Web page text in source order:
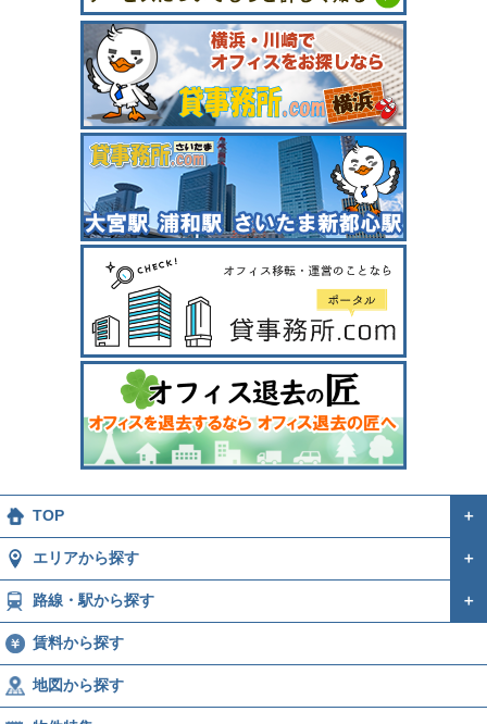
TOP ＋
エリアから探す ＋
路線・駅から探す ＋
賃料から探す
地図から探す